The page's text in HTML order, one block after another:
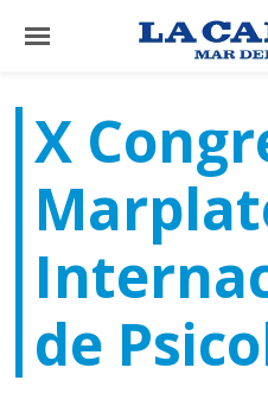
×
País
Mundo
Zona
X
de